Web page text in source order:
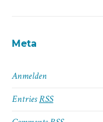
Meta
Anmelden
EntriesRSS